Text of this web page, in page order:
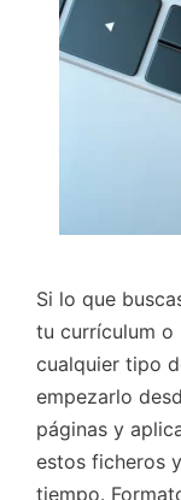
Si lo que
tu currículum o
cualquier tipo
empezarlo
páginas y
estos ficheros
tiempo.